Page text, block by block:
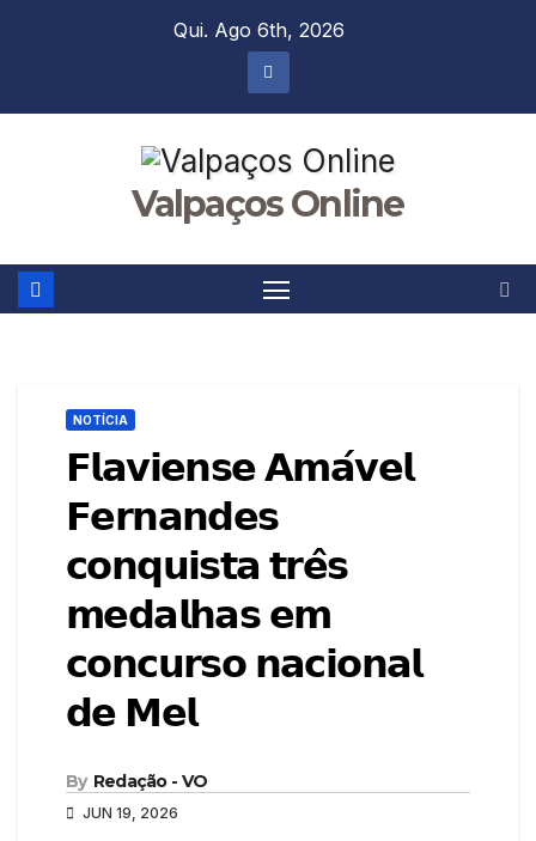
Qui. Ago 6th, 2026
Valpaços Online
NOTÍCIA
𝗙𝗹𝗮𝘃𝗶𝗲𝗻𝘀𝗲 𝗔𝗺𝗮́𝘃𝗲𝗹
𝗙𝗲𝗿𝗻𝗮𝗻𝗱𝗲𝘀
𝗰𝗼𝗻𝗾𝘂𝗶𝘀𝘁𝗮 𝘁𝗿𝗲̂𝘀
𝗺𝗲𝗱𝗮𝗹𝗵𝗮𝘀 𝗲𝗺
𝗰𝗼𝗻𝗰𝘂𝗿𝘀𝗼 𝗻𝗮𝗰𝗶𝗼𝗻𝗮𝗹
𝗱𝗲 𝗠𝗲𝗹
By Redação - VO
JUN 19, 2026